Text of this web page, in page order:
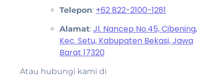
Telepon: +62 822-2100-1281
Alamat: Jl. Nancep No.45, Cibening,
Kec. Setu, Kabupaten Bekasi, Jawa
Barat 17320
Atau hubungi kami di